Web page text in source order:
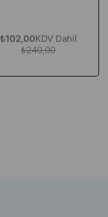
₺102,00KDV Dahil
₺240,00